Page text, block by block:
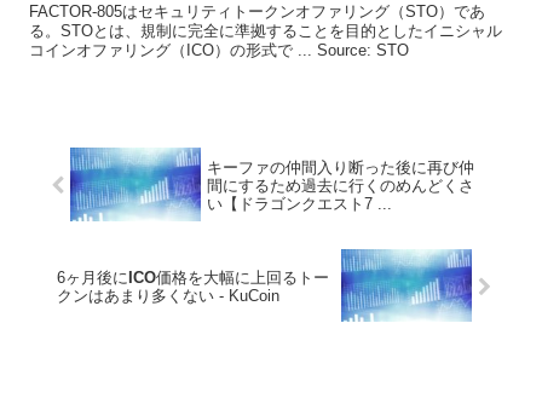
FACTOR-805はセキュリティトークンオファリング（STO）であ
る。STOとは、規制に完全に準拠することを目的としたイニシャル
コインオファリング（ICO）の形式で ... Source: STO
キーファの仲間入り断った後に再び仲
間にするため過去に行くのめんどくさ
い【ドラゴンクエスト7 ...
6ヶ月後に ICO価格を大幅に上回るトー
クンはあまり多くない - KuCoin